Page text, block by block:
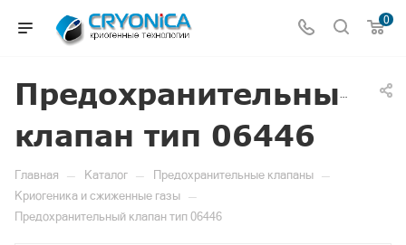
0
Предохранительный
клапан тип 06446
Главная — Каталог — Предохранительные клапаны —
Криогеника и сжиженные газы —
Предохранительный клапан тип 06446